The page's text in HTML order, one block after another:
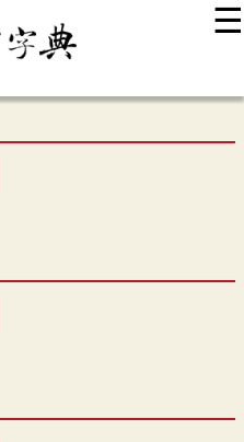
☰